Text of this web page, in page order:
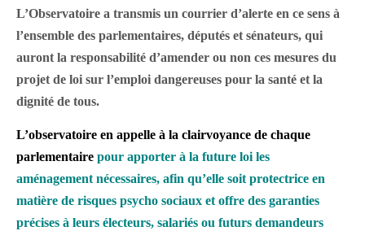
L’Observatoire a transmis un courrier d’alerte en ce sens à
l’ensemble des parlementaires, députés et sénateurs, qui
auront la responsabilité d’amender ou non ces mesures du
projet de loi sur l’emploi dangereuses pour la santé et la
dignité de tous.
L’observatoire en appelle à la clairvoyance de chaque
parlementaire pour apporter à la future loi les
aménagement nécessaires, afin qu’elle soit protectrice en
matière de risques psycho sociaux et offre des garanties
précises à leurs électeurs, salariés ou futurs demandeurs